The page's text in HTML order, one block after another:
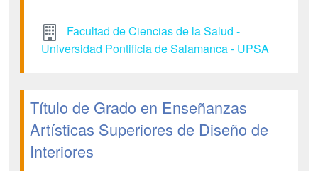
Facultad de Ciencias de la Salud -
Universidad Pontificia de Salamanca - UPSA
Título de Grado en Enseñanzas
Artísticas Superiores de Diseño de
Interiores